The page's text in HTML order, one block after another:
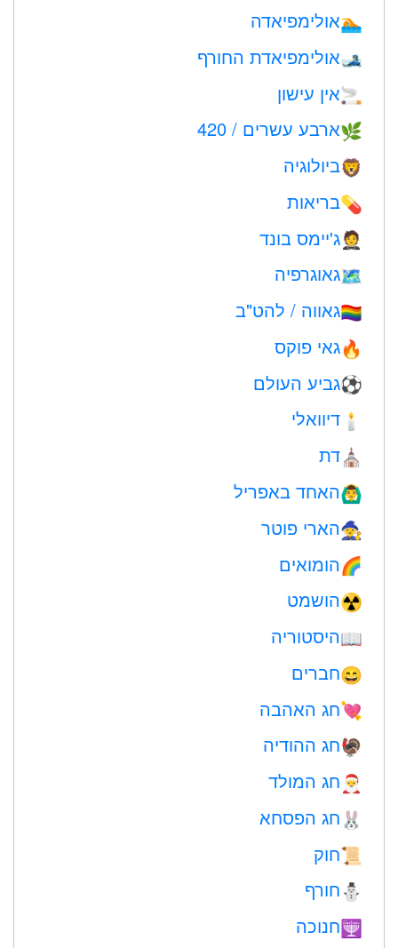
🏊אולימפיאדה
🎿אולימפיאדת החורף
🚬אין עישון
🌿ארבע עשרים / 420
🦁ביולוגיה
💊בריאות
🤵ג'יימס בונד
🗺גאוגרפיה
🏳️‍🌈גאווה / להט"ב
🔥גאי פוקס
⚽גביע העולם
🕯 דיוואלי
⛪️דת
🙆‍♂️האחד באפריל
🧙הארי פוטר
🌈הומואים
☢️הושמט
📖היסטוריה
😄חברים
💘חג האהבה
🦃חג ההודיה
🎅 חג המולד
🐰 חג הפסחא
📜חוק
⛄ חורף
🕎חנוכה